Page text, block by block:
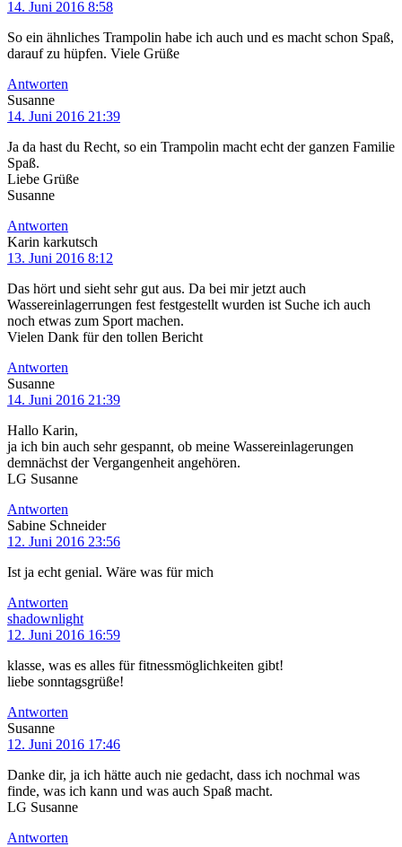
14. Juni 2016 8:58
So ein ähnliches Trampolin habe ich auch und es macht schon Spaß,
darauf zu hüpfen. Viele Grüße
Antworten
Susanne
14. Juni 2016 21:39
Ja da hast du Recht, so ein Trampolin macht echt der ganzen Familie
Spaß.
Liebe Grüße
Susanne
Antworten
Karin karkutsch
13. Juni 2016 8:12
Das hört und sieht sehr gut aus. Da bei mir jetzt auch
Wassereinlagerrungen fest festgestellt wurden ist Suche ich auch
noch etwas zum Sport machen.
Vielen Dank für den tollen Bericht
Antworten
Susanne
14. Juni 2016 21:39
Hallo Karin,
ja ich bin auch sehr gespannt, ob meine Wassereinlagerungen
demnächst der Vergangenheit angehören.
LG Susanne
Antworten
Sabine Schneider
12. Juni 2016 23:56
Ist ja echt genial. Wäre was für mich
Antworten
shadownlight
12. Juni 2016 16:59
klasse, was es alles für fitnessmöglichkeiten gibt!
liebe sonntagsgrüße!
Antworten
Susanne
12. Juni 2016 17:46
Danke dir, ja ich hätte auch nie gedacht, dass ich nochmal was
finde, was ich kann und was auch Spaß macht.
LG Susanne
Antworten